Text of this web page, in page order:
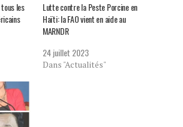
les
Lutte contre la Peste Porcine en
Haïti: la FAO vient en aide au
MARNDR
24 juillet 2023
Dans "Actualités"